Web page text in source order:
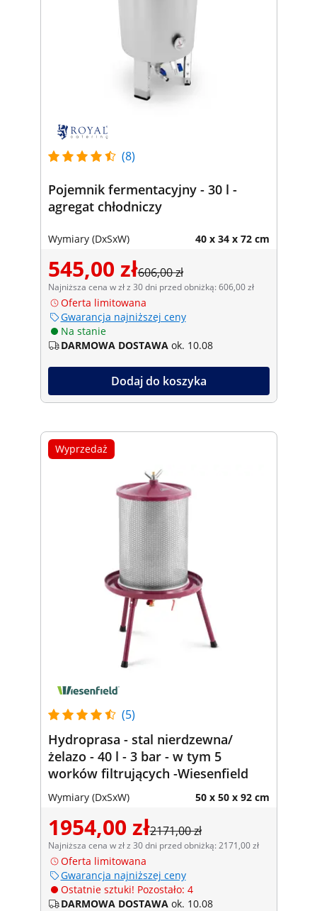
(8)
Pojemnik fermentacyjny - 30 l -
agregat chłodniczy
Wymiary (DxSxW) 40 x 34 x 72 cm
545,00 zł606,00 zł
Najniższa cena w zł z 30 dni przed obniżką: 606,00 zł
Oferta limitowana
Gwarancja najniższej ceny
Na stanie
DARMOWA DOSTAWA ok. 10.08
Dodaj do koszyka
Wyprzedaż
(5)
Hydroprasa - stal nierdzewna/
żelazo - 40 l - 3 bar - w tym 5
worków filtrujących -Wiesenfield
Wymiary (DxSxW) 50 x 50 x 92 cm
1954,00 zł2171,00 zł
Najniższa cena w zł z 30 dni przed obniżką: 2171,00 zł
Oferta limitowana
Gwarancja najniższej ceny
Ostatnie sztuki! Pozostało: 4
DARMOWA DOSTAWA ok. 10.08